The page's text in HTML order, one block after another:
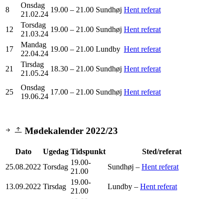
8
Onsdag
21.02.24
19.00 – 21.00 Sundhøj Hent referat
12
Torsdag
21.03.24
19.00 – 21.00 Sundhøj Hent referat
17
Mandag
22.04.24
19.00 – 21.00 Lundby Hent referat
21
Tirsdag
21.05.24
18.30 – 21.00 Sundhøj Hent referat
25
Onsdag
19.06.24
17.00 – 21.00 Sundhøj Hent referat
Mødekalender 2022/23
Dato Ugedag Tidspunkt
Sted/referat
25.08.2022 Torsdag
19.00-
21.00
Sundhøj – Hent referat
13.09.2022 Tirsdag
19.00-
21.00
Lundby – Hent referat